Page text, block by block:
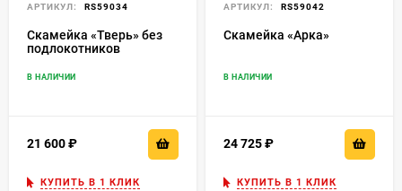
АРТИКУЛ: RS59034
Скамейка «Тверь» без
подлокотников
В НАЛИЧИИ
21 600
КУПИТЬ В 1 КЛИК
АРТИКУЛ: RS59042
Скамейка «Арка»
В НАЛИЧИИ
24 725
КУПИТЬ В 1 КЛИК